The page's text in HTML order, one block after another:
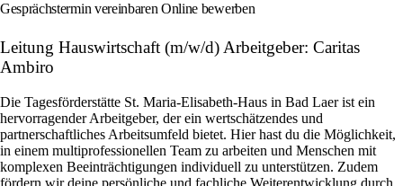
Gesprächstermin vereinbaren Online bewerben
Leitung Hauswirtschaft (m/w/d) Arbeitgeber: Caritas
Ambiro
Die Tagesförderstätte St. Maria-Elisabeth-Haus in Bad Laer ist ein
hervorragender Arbeitgeber, der ein wertschätzendes und
partnerschaftliches Arbeitsumfeld bietet. Hier hast du die Möglichkeit,
in einem multiprofessionellen Team zu arbeiten und Menschen mit
komplexen Beeinträchtigungen individuell zu unterstützen. Zudem
fördern wir deine persönliche und fachliche Weiterentwicklung durch